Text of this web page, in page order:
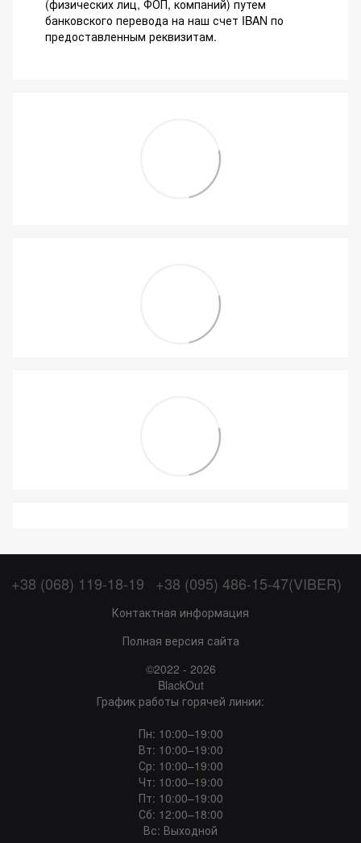
(физических лиц, ФОП, компаний) путем
банковского перевода на наш счет IBAN по
предоставленным реквизитам.
+38 (068) 119-18-19 +38 (095) 486-15-47(VIBER)
Контактная информация
Полная версия сайта
©2022 - 2026
BlackOut
График работы горячей линии:
Пн: 10:00–19:00
Вт: 10:00–19:00
Ср: 10:00–19:00
Чт: 10:00–19:00
Пт: 10:00–19:00
Сб: 12:00–18:00
Вс: Выходной